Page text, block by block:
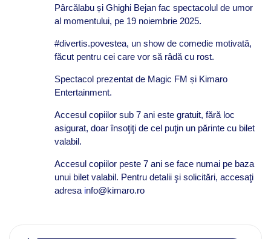
Pârcălabu și Ghighi Bejan fac spectacolul de umor
al momentului, pe 19 noiembrie 2025.
#divertis.povestea, un show de comedie motivată,
făcut pentru cei care vor să râdă cu rost.
Spectacol prezentat de Magic FM și Kimaro
Entertainment.
Accesul copiilor sub 7 ani este gratuit, fără loc
asigurat, doar însoţiţi de cel puţin un părinte cu bilet
valabil.
Accesul copiilor peste 7 ani se face numai pe baza
unui bilet valabil. Pentru detalii şi solicitări, accesaţi
adresa info@kimaro.ro